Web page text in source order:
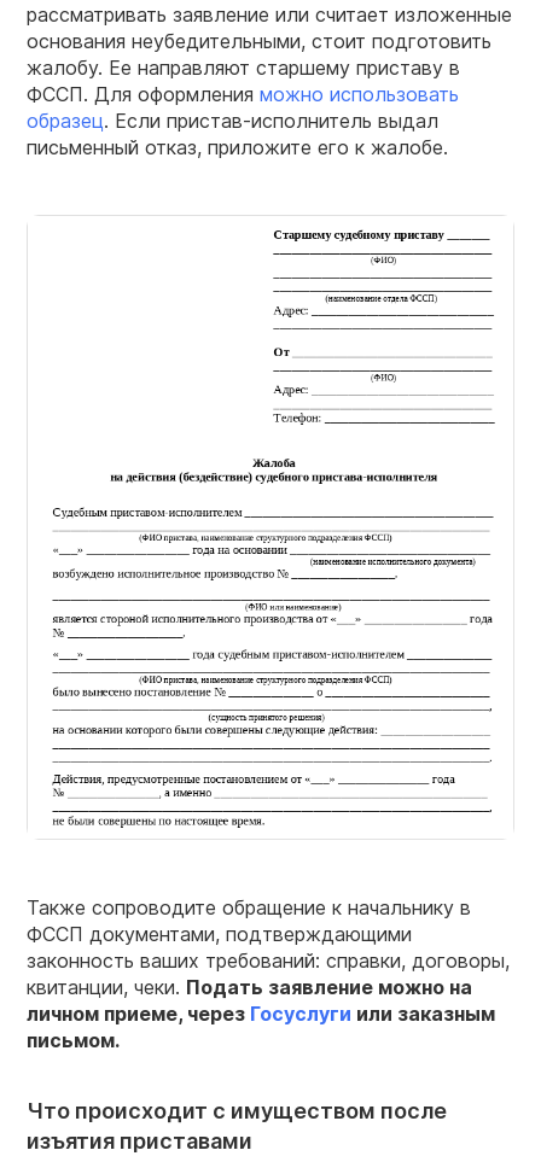
рассматривать заявление или считает изложенные
основания неубедительными, стоит подготовить
жалобу. Ее направляют старшему приставу в
ФССП. Для оформления можно использовать
образец. Если пристав-исполнитель выдал
письменный отказ, приложите его к жалобе.
Также сопроводите обращение к начальнику в
ФССП документами, подтверждающими
законность ваших требований: справки, договоры,
квитанции, чеки. Подать заявление можно на
личном приеме, через Госуслуги или заказным
письмом.
Что происходит с имуществом после
изъятия приставами